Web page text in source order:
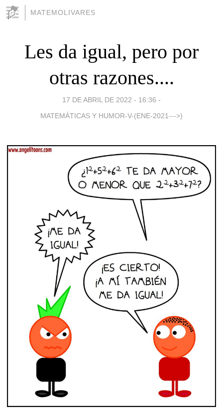
MATEMOLIVARES
Les da igual, pero por
otras razones....
17 DE ABRIL DE 2022 - 16:36 -
MATEMÁTICAS Y HUMOR-V-(ENE-2021--->)